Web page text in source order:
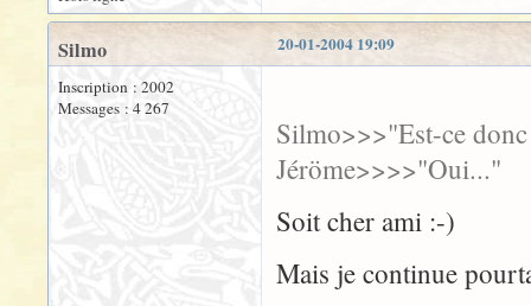
20-01-2004 19:09
Silmo
Inscription : 2002
Messages : 4 267
Silmo>>>"Est-ce
Jéröme>>>>"Oui..."
Soit cher ami :-)
Mais je continue